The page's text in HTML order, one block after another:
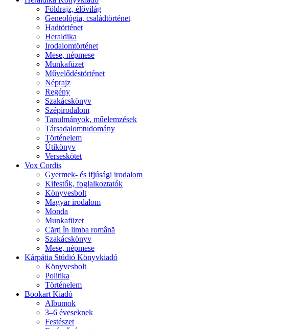
Földrajz, élővilág
Geneológia, családtörténet
Hadtörténet
Heraldika
Irodalomtörténet
Mese, népmese
Munkafüzet
Művelődéstörténet
Néprajz
Regény
Szakácskönyv
Szépirodalom
Tanulmányok, műelemzések
Társadalomtudomány
Történelem
Útikönyv
Verseskötet
Vox Cordis
Gyermek- és ifjúsági irodalom
Kifestők, foglalkoztatók
Könyvesbolt
Magyar irodalom
Monda
Munkafüzet
Cărți în limba română
Szakácskönyv
Mese, népmese
Kárpátia Stúdió Könyvkiadó
Könyvesbolt
Politika
Történelem
Bookart Kiadó
Albumok
3–6 éveseknek
Festészet